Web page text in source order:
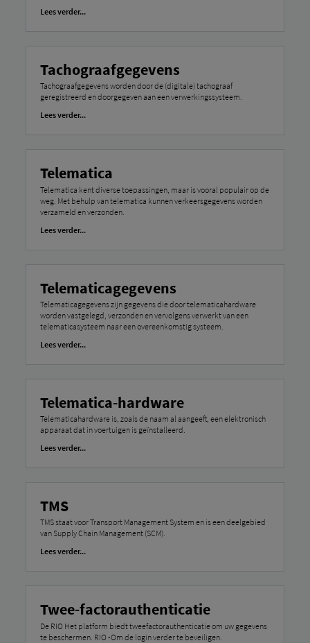
Lees verder...
Tachograafgegevens
Tachograafgegevens worden door de (digitale) tachograaf
geregistreerd en doorgegeven aan een verwerkingssysteem.
Lees verder...
Telematica
Telematica kent diverse toepassingen, maar is vooral populair op de
weg. Met behulp van telematica kunnen verkeersgegevens worden
verzameld en verzonden.
Lees verder...
Telematicagegevens
Telematicagegevens zijn gegevens die door telematicahardware
worden vastgelegd, verzonden en vervolgens verwerkt van een
telematicasysteem naar een overeenkomstig systeem.
Lees verder...
Telematica-hardware
Telematicahardware is, zoals de naam al aangeeft, een elektronisch
apparaat dat in voertuigen is geïnstalleerd.
Lees verder...
TMS
TMS staat voor Transport Management System en is een deelgebied
van Supply Chain Management (SCM).
Lees verder...
Twee-factorauthenticatie
De RIO Het platform biedt tweefactorauthenticatie om uw gegevens
te beschermen. RIO -Om de login verder te beveiligen.